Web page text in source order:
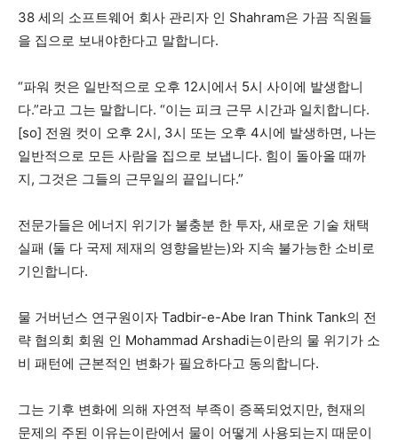
38 세의 소프트웨어 회사 관리자 인 Shahram은 가끔 직원들
을 집으로 보내야한다고 말합니다.
“파워 컷은 일반적으로 오후 12시에서 5시 사이에 발생합니
다.”라고 그는 말합니다. “이는 피크 근무 시간과 일치합니다.
[so] 전원 컷이 오후 2시, 3시 또는 오후 4시에 발생하면, 나는
일반적으로 모든 사람을 집으로 보냅니다. 힘이 돌아올 때까
지, 그것은 그들의 근무일의 끝입니다.”
전문가들은 에너지 위기가 불충분 한 투자, 새로운 기술 채택
실패 (둘 다 국제 제재의 영향을받는)와 지속 불가능한 소비로
기인합니다.
물 거버넌스 연구원이자 Tadbir-e-Abe Iran Think Tank의 전
략 협의회 회원 인 Mohammad Arshadi는이란의 물 위기가 소
비 패턴에 근본적인 변화가 필요하다고 동의합니다.
그는 기후 변화에 의해 자연적 부족이 증폭되었지만, 현재의
문제의 주된 이유는이란에서 물이 어떻게 사용되는지 때문이